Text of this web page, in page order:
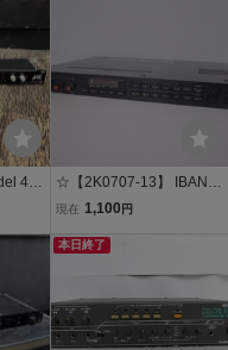
427
DTM
☆【2K0707-13】 IBANE
Z ステレオデジタルリバ
ャンク
現在 1,100 円
本日終了